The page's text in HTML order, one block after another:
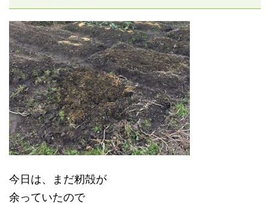
今日は、まだ籾殻が
余っていたので